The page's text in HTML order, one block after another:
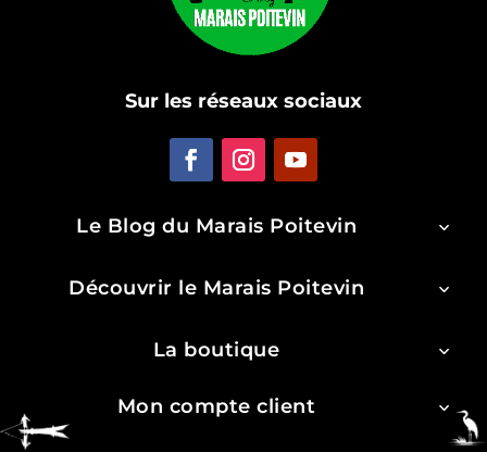
Sur les réseaux sociaux
Le Blog du Marais Poitevin
Découvrir le Marais Poitevin
La boutique
Mon compte client